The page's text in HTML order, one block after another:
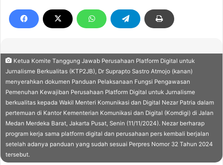
Ketua Komite Tanggung Jawab Perusahaan Platform Digital untuk
Jurnalisme Berkualitas (KTP2JB), Dr Suprapto Sastro Atmojo (kanan)
menyerahkan dokumen Panduan Pelaksanaan Fungsi Pengawasan
Pemenuhan Kewajiban Perusahaan Platform Digital untuk Jurnalisme
berkualitas kepada Wakil Menteri Komunikasi dan Digital Nezar Patria dalam
pertemuan di Kantor Kementerian Komunikasi dan Digital (Komdigi) di Jalan
Medan Merdeka Barat, Jakarta Pusat, Senin (11/11/2024). Nezar berharap
program kerja sama platform digital dan perusahaan pers kembali berjalan
setelah adanya panduan yang sudah sesuai Perpres Nomor 32 Tahun 2024
tersebut.